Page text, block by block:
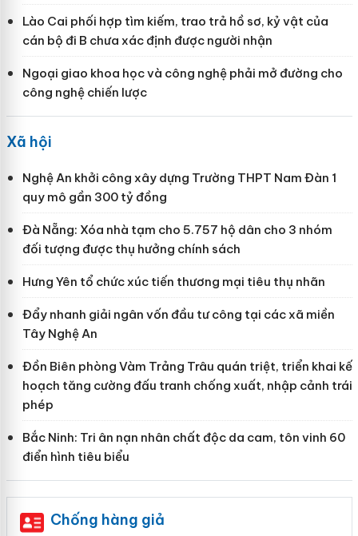
Lào Cai phối hợp tìm kiếm, trao trả hồ sơ, kỷ vật của
cán bộ đi B chưa xác định được người nhận
Ngoại giao khoa học và công nghệ phải mở đường cho
công nghệ chiến lược
Xã hội
Nghệ An khởi công xây dựng Trường THPT Nam Đàn 1
quy mô gần 300 tỷ đồng
Đà Nẵng: Xóa nhà tạm cho 5.757 hộ dân cho 3 nhóm
đối tượng được thụ hưởng chính sách
Hưng Yên tổ chức xúc tiến thương mại tiêu thụ nhãn
Đẩy nhanh giải ngân vốn đầu tư công tại các xã miền
Tây Nghệ An
Đồn Biên phòng Vàm Trảng Trâu quán triệt, triển khai kế
hoạch tăng cường đấu tranh chống xuất, nhập cảnh trái
phép
Bắc Ninh: Tri ân nạn nhân chất độc da cam, tôn vinh 60
điển hình tiêu biểu
Chống hàng giả